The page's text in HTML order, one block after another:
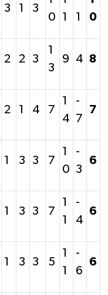
3 1 3
0
1
1
0
2 2 3
1
3
9 4 8
2 1 4 7
1
4
-
7
7
1 3 3 7
1
0
-
3
6
1 3 3 7
1
1
-
4
6
1 3 3 5
1
1
-
6
6